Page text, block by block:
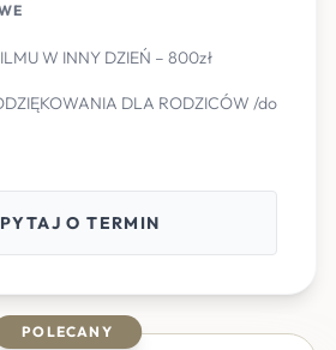
W INNY DZIEŃ – 800zł
DLA RODZICÓW /do
O TERMIN
POLECANY